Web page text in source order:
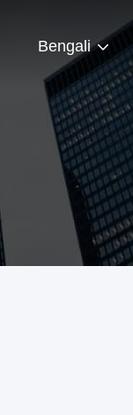
Bengali